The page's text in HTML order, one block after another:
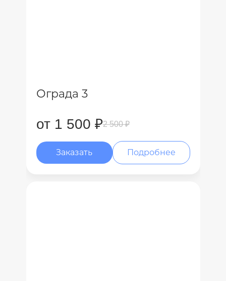
Ограда 3
от 1 500 ₽2 500 ₽
Заказать Подробнее